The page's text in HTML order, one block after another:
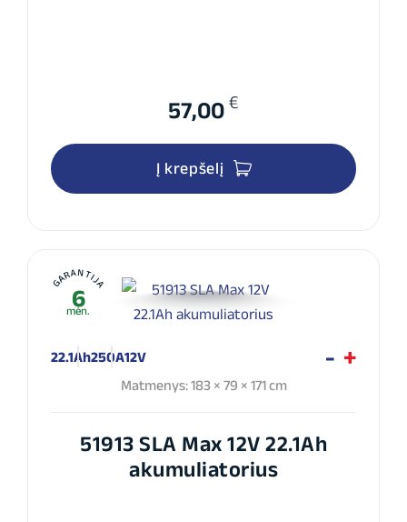
57,00 €
Į krepšelį
GARANTIJA
6
mėn.
22.1Ah250A12V
Matmenys: 183 × 79 × 171 cm
51913 SLA Max 12V 22.1Ah
akumuliatorius